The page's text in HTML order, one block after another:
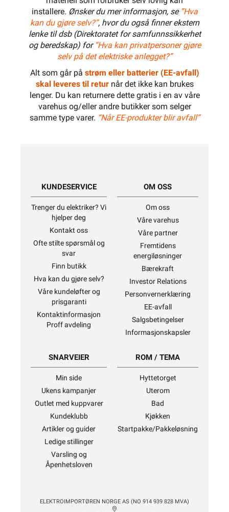
installere. Ønsker du mer informasjon, se ”Hva
kan du gjøre selv?”, hvor du også finner ekstern
lenke til dsb (Direktoratet for samfunnssikkerhet
og beredskap) for “Hva kan privatpersoner gjøre
selv på det elektriske anlegget?”
Alt som går på strøm eller batterier (EE-avfall)
skal leveres til returnår det ikke kan brukes
lenger. Du kan returnere dette gratis i en av våre
varehus og/eller andre butikker som selger
samme type varer. “Når EE-produkter blir avfall”
KUNDESERVICE
Trenger du elektriker? Vi
hjelper deg
Kontakt oss
Ofte stilte spørsmål og
svar
Finn butikk
Hva kan du gjøre selv?
Våre kundeløfter og
prisgaranti
Kontaktinformasjon
Proff avdeling
OM OSS
Om oss
Våre varehus
Våre partner
Fremtidens
energiløsninger
Bærekraft
Investor Relations
Personvernerklæring
EE-avfall
Salgsbetingelser
Informasjonskapsler
SNARVEIER
Min side
Ukens kampanjer
Outlet med kuppvarer
Kundeklubb
Artikler og guider
Ledige stillinger
Varsling og
Åpenhetsloven
ROM / TEMA
Hyttetorget
Uterom
Bad
Kjøkken
Startpakke/Pakkeløsning
ELEKTROIMPORTØREN NORGE AS (NO 914 939 828 MVA)